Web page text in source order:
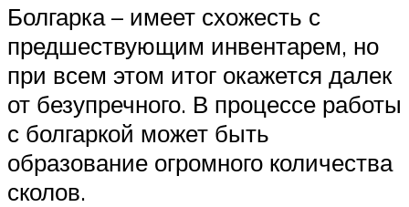
Болгарка – имеет схожесть с
предшествующим инвентарем, но
при всем этом итог окажется далек
от безупречного. В процессе работы
с болгаркой может быть
образование огромного количества
сколов.